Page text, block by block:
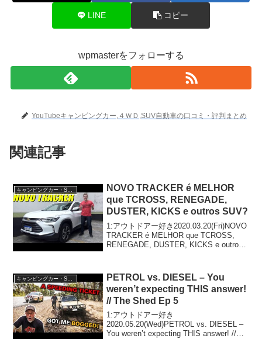
LINE コピー
wpmasterをフォローする
YouTubeキャンピングカー,４ＷＤ,SUV自動車の口コミ・評判まとめ
関連記事
NOVO TRACKER é MELHOR
que TCROSS, RENEGADE,
DUSTER, KICKS e outros SUV?
1:アウトドアー好き2020.03.20(Fri)NOVO
TRACKER é MELHOR que TCROSS,
RENEGADE, DUSTER, KICKS e outros
キャンピングカー・SUV人気車種
PETROL vs. DIESEL – You
weren’t expecting THIS answer!
// The Shed Ep 5
1:アウトドアー好き
2020.05.20(Wed)PETROL vs. DIESEL –
You weren’t expecting THIS answer! //